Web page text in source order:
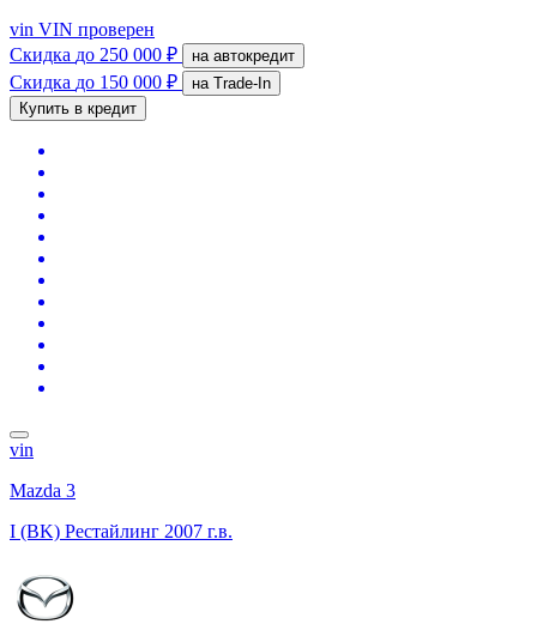
vin VIN проверен
Скидка до 250 000 ₽ на автокредит
Скидка до 150 000 ₽
на Trade-In
Купить в кредит
vin
Mazda 3
I (BK) Рестайлинг 2007 г.в.